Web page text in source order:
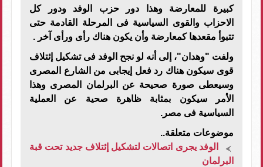
كبيرة للمعارضة وهذا دور حزب الوفد ودور كل
الاحزاب والقوى السياسية فى المرحلة القادمة حتى
تتبوأ مقعدها كمعارضة وأن يكون هناك رأى ورأى آخر .
ولفت "وهدان"، إلى أنه لو نجح الوفد فى تشكيل إئتلاف
قوى سيكون هناك رد فعل إيجابى من الشارع المصرى
وسيعطى صورة صحيحة عن البرلمان المصرى وهذا
الأمر سيكون بمثابة ظاهرة صحية عن العملية
السياسية فى مصر.
موضوعات متعلقة..
الوفد يجرى اتصالات لتشكيل إئتلاف جديد تحت قبة
البرلمان